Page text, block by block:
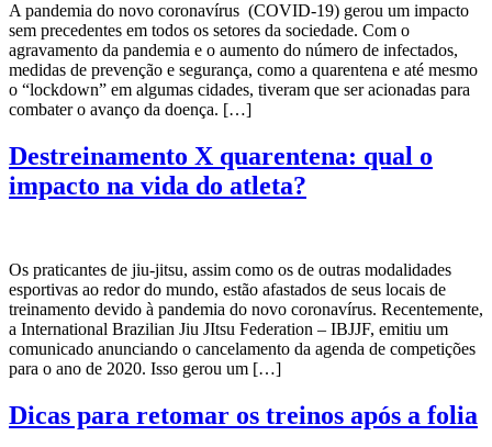
A pandemia do novo coronavírus (COVID-19) gerou um impacto
sem precedentes em todos os setores da sociedade. Com o
agravamento da pandemia e o aumento do número de infectados,
medidas de prevenção e segurança, como a quarentena e até mesmo
o “lockdown” em algumas cidades, tiveram que ser acionadas para
combater o avanço da doença. […]
Destreinamento X quarentena: qual o
impacto na vida do atleta?
Os praticantes de jiu-jitsu, assim como os de outras modalidades
esportivas ao redor do mundo, estão afastados de seus locais de
treinamento devido à pandemia do novo coronavírus. Recentemente,
a International Brazilian Jiu JItsu Federation – IBJJF, emitiu um
comunicado anunciando o cancelamento da agenda de competições
para o ano de 2020. Isso gerou um […]
Dicas para retomar os treinos após a folia